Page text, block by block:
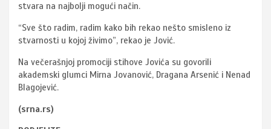
stvara na najbolji mogući način.
“Sve što radim, radim kako bih rekao nešto smisleno iz
stvarnosti u kojoj živimo”, rekao je Jović.
Na večerašnjoj promociji stihove Jovića su govorili
akademski glumci Mirna Jovanović, Dragana Arsenić i Nenad
Blagojević.
(srna.rs)